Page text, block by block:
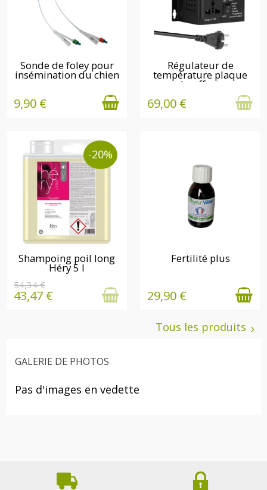
EN STOCK
Sonde de foley pour
insémination du chien
9,90 €
EN STOCK
Régulateur de
température plaque
chauffante
69,00 €
-20%
EN STOCK
Shampoing poil long
Héry 5 l
54,34 €
43,47 €
EN STOCK
Fertilité plus
29,90 €
Tous les produits
GALERIE DE PHOTOS
Pas d'images en vedette